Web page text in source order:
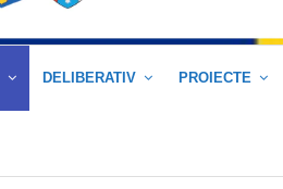
DELIBERATIV PROIECTE